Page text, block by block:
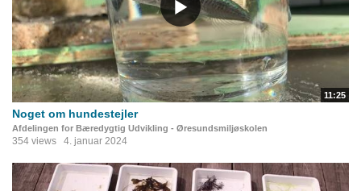
11:25
Noget om hundestejler
Afdelingen for Bæredygtig Udvikling - Øresundsmiljøskolen
354 views 4. januar 2024